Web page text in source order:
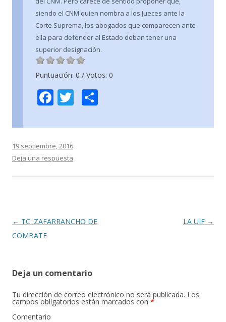
siendo el CNM quien nombra a los Jueces ante la
Corte Suprema, los abogados que comparecen ante
ella para defender al Estado deban tener una
superior designación.
Puntuación: 0 / Votos: 0
F
ac
e
b
o
T
w
itt m
19 septiembre, 2016
Deja una respuesta
Navegación
de
← TC: ZAFARRANCHO DE
COMBATE
LA UIF →
Deja un comentario
Tu dirección de correo electrónico no será publicada. Los
campos obligatorios están marcados con *
Comentario